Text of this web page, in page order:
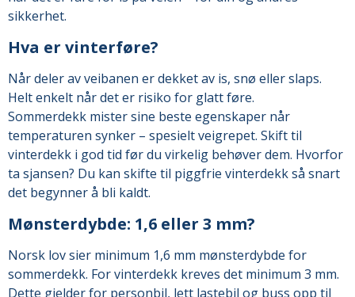
sikkerhet.
Hva er vinterføre?
Når deler av veibanen er dekket av is, snø eller slaps.
Helt enkelt når det er risiko for glatt føre.
Sommerdekk mister sine beste egenskaper når
temperaturen synker – spesielt veigrepet. Skift til
vinterdekk i god tid før du virkelig behøver dem. Hvorfor
ta sjansen? Du kan skifte til piggfrie vinterdekk så snart
det begynner å bli kaldt.
Mønsterdybde: 1,6 eller 3 mm?
Norsk lov sier minimum 1,6 mm mønsterdybde for
sommerdekk. For vinterdekk kreves det minimum 3 mm.
Dette gjelder for personbil, lett lastebil og buss opp til